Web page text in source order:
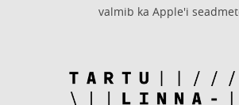
valmib ka Apple'i